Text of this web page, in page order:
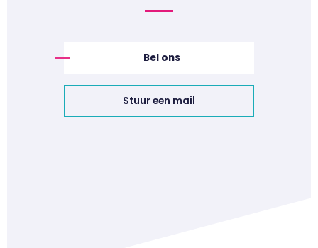
Bel ons
Stuur een mail